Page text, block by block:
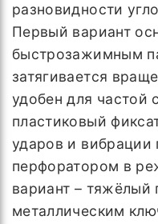
разновидности
Первый вариант
быстрозажимным
затягивается
удобен для частой
пластиковый
ударов и вибрации
перфоратором в
вариант – тяжёлый
металлическим